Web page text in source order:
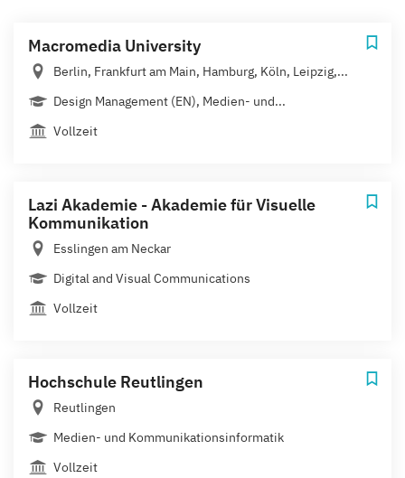
Macromedia University
Berlin, Frankfurt am Main, Hamburg, Köln, Leipzig,...
Design Management (EN), Medien- und...
Vollzeit
Lazi Akademie - Akademie für Visuelle
Kommunikation
Esslingen am Neckar
Digital and Visual Communications
Vollzeit
Hochschule Reutlingen
Reutlingen
Medien- und Kommunikationsinformatik
Vollzeit